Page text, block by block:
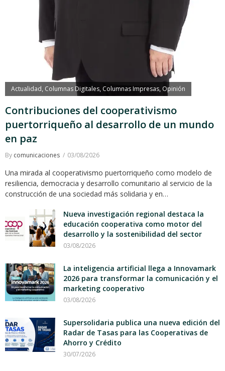
Actualidad Columnas Digitales, Columnas Impresas, Opinión
Contribuciones del cooperativismo
puertorriqueño al desarrollo de un mundo
en paz
By comunicaciones 03/08/2026
Una mirada al cooperativismo puertorriqueño como modelo de
resiliencia, democracia y desarrollo comunitario al servicio de la
construcción de una sociedad más solidaria y en…
Nueva investigación regional destaca la
educación cooperativa como motor del
desarrollo y la sostenibilidad del sector
03/08/2026
La inteligencia artificial llega a Innovamark
2026 para transformar la comunicación y el
marketing cooperativo
03/08/2026
Supersolidaria publica una nueva edición del
Radar de Tasas para las Cooperativas de
Ahorro y Crédito
30/07/2026